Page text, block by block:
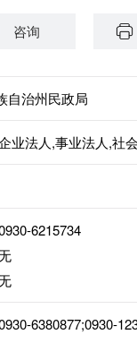
咨询
自治州民政局
业法人,事业法人,社
6215734
6380877;0930-